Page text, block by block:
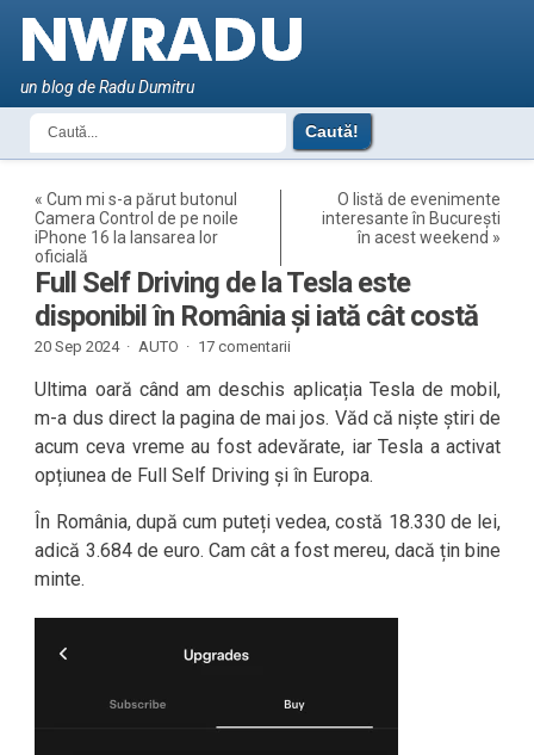
un blog de Radu Dumitru
«Cum mi s-a părut butonul
Camera Control de pe noile
iPhone 16 la lansarea lor
oficială
O listă de evenimente
interesante în București
în acest weekend »
Full Self Driving de la Tesla este
disponibil în România și iată cât costă
20 Sep 2024 · AUTO · 17 comentarii
Ultima oară când am deschis aplicația Tesla de mobil,
m-a dus direct la pagina de mai jos. Văd că niște știri de
acum ceva vreme au fost adevărate, iar Tesla a activat
opțiunea de Full Self Driving și în Europa.
În România, după cum puteți vedea, costă 18.330 de lei,
adică 3.684 de euro. Cam cât a fost mereu, dacă țin bine
minte.